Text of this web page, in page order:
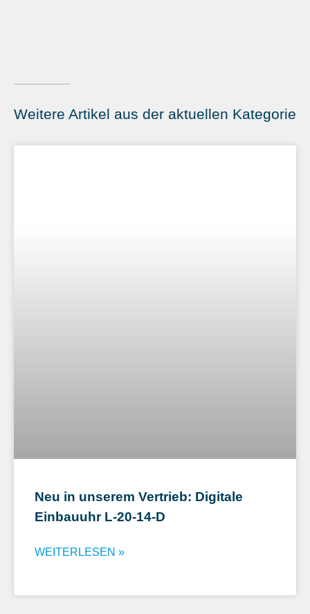
Weitere Artikel aus der aktuellen Kategorie
Neu in unserem Vertrieb: Digitale
Einbauuhr L-20-14-D
WEITERLESEN »